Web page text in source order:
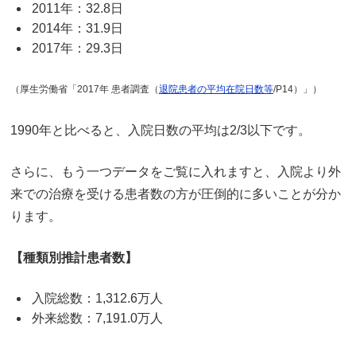
2011年：32.8日
2014年：31.9日
2017年：29.3日
（厚生労働省「2017年 患者調査（退院患者の平均在院日数等/P14）」）
1990年と比べると、入院日数の平均は2/3以下です。
さらに、もう一つデータをご覧に入れますと、入院より外
来での治療を受ける患者数の方が圧倒的に多いことが分か
ります。
【種類別推計患者数】
入院総数：1,312.6万人
外来総数：7,191.0万人